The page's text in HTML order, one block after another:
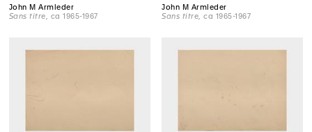
John M Armleder
Sans titre , ca 1965-1967
John M Armleder
Sans titre , ca 1965-1967